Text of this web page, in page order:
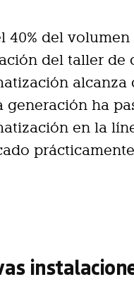
40% del
del taller de
alcanza
generación ha
en la
prácticamente